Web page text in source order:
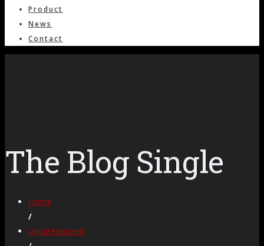
Product
News
Contact
The Blog Single
Home
/
Uncategorized